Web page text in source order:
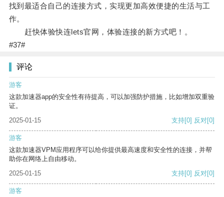
找到最适合自己的连接方式，实现更加高效便捷的生活与工
作。
赶快体验快连lets官网，体验连接的新方式吧！。
#37#
评论
游客
这款加速器app的安全性有待提高，可以加强防护措施，比如增加双重验
证。
2025-01-15
支持[0] 反对[0]
游客
这款加速器VPM应用程序可以给你提供最高速度和安全性的连接，并帮
助你在网络上自由移动。
2025-01-15
支持[0] 反对[0]
游客